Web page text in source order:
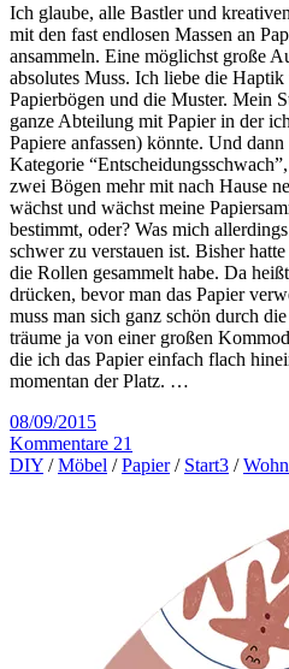
Ich glaube, alle Bastler und
mit den fast endlosen Massen an
ansammeln. Eine möglichst große
absolutes Muss. Ich liebe die Haptik
Papierbögen und die Muster. Mein
ganze Abteilung mit Papier in der
Papiere anfassen) könnte. Und
Kategorie
zwei Bögen mehr mit nach Hause
wächst und wächst meine
bestimmt, oder? Was mich
schwer zu verstauen ist. Bisher
die Rollen gesammelt habe. Da
drücken, bevor man das Papier
muss man sich ganz schön durch
träume ja von einer großen
die ich das Papier einfach flach
momentan der Platz. …
08/09/2015
Kommentare 21
DIY /Möbel /Papier/ Start3 /